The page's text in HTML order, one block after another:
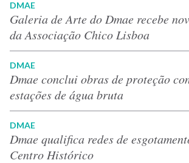
DMAE
Galeria de Arte do Dmae recebe
da Associação Chico Lisboa
DMAE
Dmae conclui obras de proteção
estações de água bruta
DMAE
Dmae qualifica redes de
Centro Histórico